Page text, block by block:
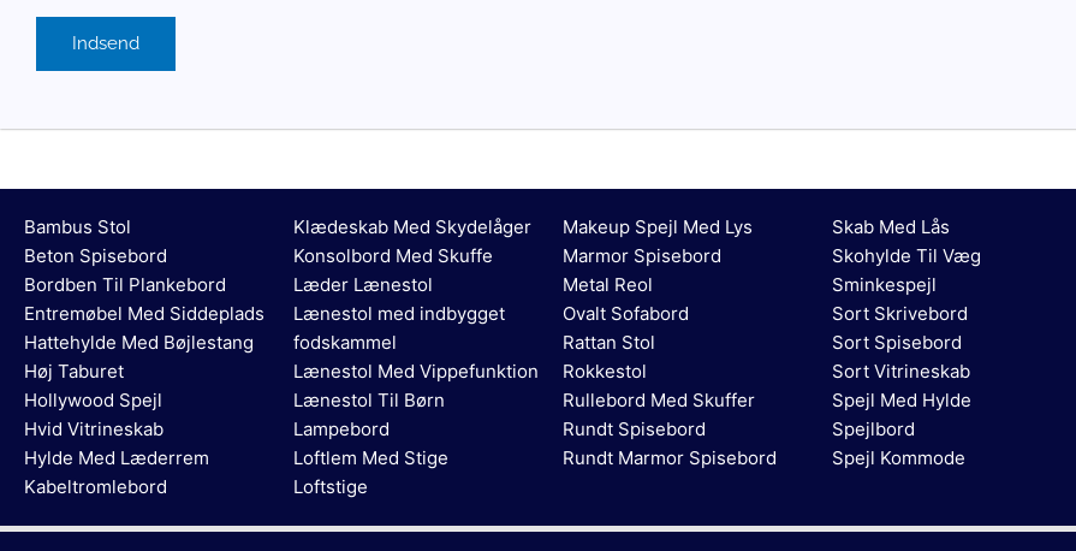
Bambus Stol
Beton Spisebord
Bordben Til Plankebord
Entremøbel Med Siddeplads
Hattehylde Med Bøjlestang
Høj Taburet
Hollywood Spejl
Hvid Vitrineskab
Hylde Med Læderrem
Kabeltromlebord
Klædeskab Med Skydelåger
Konsolbord Med Skuffe
Læder Lænestol
Lænestol med indbygget
fodskammel
Lænestol Med Vippefunktion
Lænestol Til Børn
Lampebord
Loftlem Med Stige
Loftstige
Makeup Spejl Med Lys
Marmor Spisebord
Metal Reol
Ovalt Sofabord
Rattan Stol
Rokkestol
Rullebord Med Skuffer
Rundt Spisebord
Rundt Marmor Spisebord
Skab Med Lås
Skohylde Til Væg
Sminkespejl
Sort Skrivebord
Sort Spisebord
Sort Vitrineskab
Spejl Med Hylde
Spejlbord
Spejl Kommode